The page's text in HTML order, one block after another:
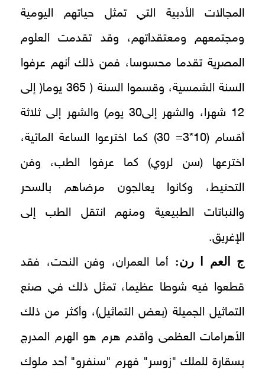
المجالات الأدبية التي تمثل حياتهم اليومية
ومجتمعهم ومعتقداتهم، وقد تقدمت العلوم
المصرية تقدما محسوسا، فمن ذلك أنهم عرفوا
السنة الشمسية، وقسموا السنة ( 365 يوما( إلى
12 شهرا، والشهر إلى30 يوم) والشهر إلى ثلاثة
أقسام (10*3= 30) كما اخترعوا الساعة المائية،
اخترعها (سن لروي) كما عرفوا الطب، وفن
التحنيط، وكانوا يعالجون مرضاهم بالسحر
والنباتات الطبيعية ومنهم انتقل الطب إلى
الإغريق.
ج العم ا رن: أما العمران، وفن النحت، فقد
قطعوا فيه شوطا عظيما، تمثل ذلك في صنع
التماثيل الجميلة (بعض التماثيل)، وأكثر من ذلك
الأهرامات العظمى وأقدم هرم هو الهرم المدرج
بسقارة للملك "زوسر" فهرم "سنفرو" أحد ملوك